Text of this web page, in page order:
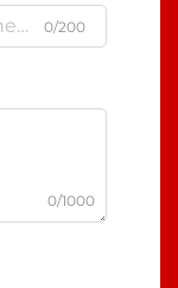
0/200
0/1000